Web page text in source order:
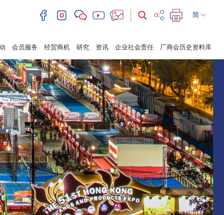
简
会员服务 经贸商机 研究 资讯 企业社会责任 厂商会历史资料库